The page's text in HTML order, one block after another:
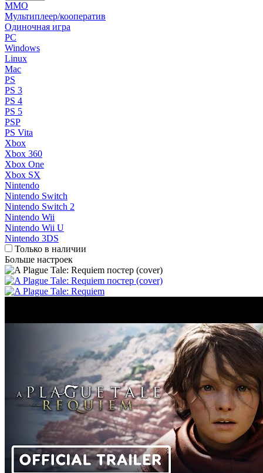
MMO
Мультиплеер/кооператив
Одиночная игра
PC
Windows
Linux
Mac
PS
PS 3
PS 4
PS 5
PSP
PS Vita
Xbox
Xbox 360
Xbox One
Xbox SX
Nintendo
Nintendo Switch
Nintendo Switch 2
Nintendo Wii
Nintendo Wii U
Nintendo 3DS
Только в наличии
Больше настроек